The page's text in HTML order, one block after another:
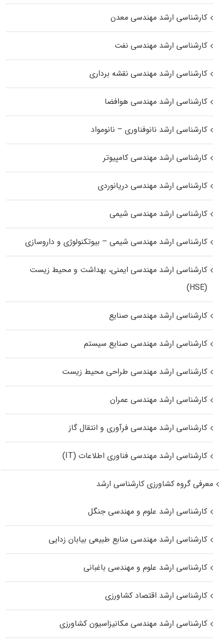
کارشناسی ارشد مهندسی معدن
کارشناسی ارشد مهندسی نفت
کارشناسی ارشد مهندسی نقشه برداری
کارشناسی ارشد مهندسی هوافضا
کارشناسی ارشد نانوفناوری – نانومواد
کارشناسی ارشد مهندسی کامپیوتر
کارشناسی ارشد مهندسی دریانوردی
کارشناسی ارشد مهندسی شیمی
کارشناسی ارشد مهندسی شیمی – بیوتکنولوژی و داروسازی
کارشناسی ارشد مهندسی ایمنی، بهداشت و محیط زیست
(HSE)
کارشناسی ارشد مهندسی صنایع
کارشناسی ارشد مهندسی صنایع سیستم
کارشناسی ارشد مهندسی طراحی محیط زیست
کارشناسی ارشد مهندسی عمران
کارشناسی ارشد مهندسی فرآوری و انتقال گاز
کارشناسی ارشد مهندسی فناوری اطلاعات (IT)
معرفی گروه کشاورزی کارشناسی ارشد
کارشناسی ارشد علوم و مهندسی جنگل
کارشناسی ارشد مهندسی منابع طبیعی بیابان زدایی
کارشناسی ارشد علوم و مهندسی باغبانی
کارشناسی ارشد اقتصاد کشاورزی
کارشناسی ارشد مهندسی مکانیزاسیون کشاورزی